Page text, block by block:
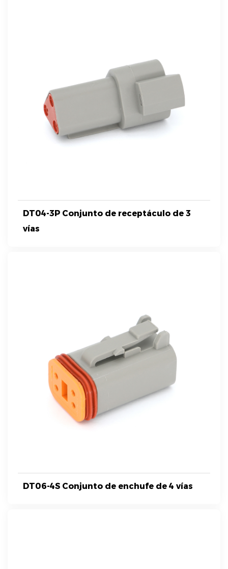
DT04-3P Conjunto de receptáculo de 3
vías
DT06-4S Conjunto de enchufe de 4 vías